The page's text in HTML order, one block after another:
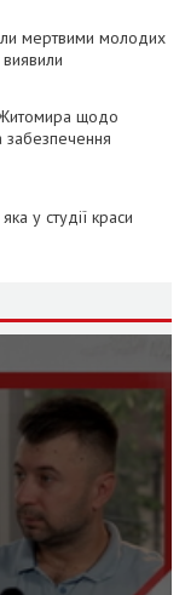
мертвими молодих
Житомира щодо
забезпечення
у студії краси